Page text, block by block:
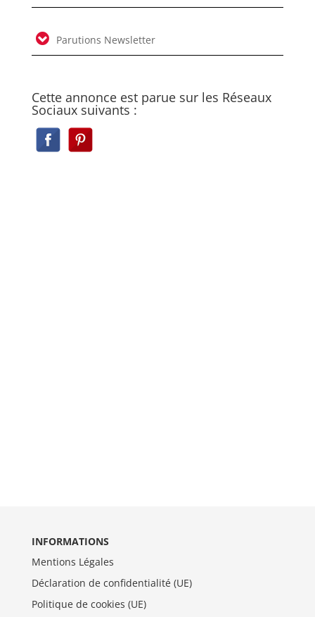
Parutions Newsletter
Cette annonce est parue sur les Réseaux
Sociaux suivants :
INFORMATIONS
Mentions Légales
Déclaration de confidentialité (UE)
Politique de cookies (UE)